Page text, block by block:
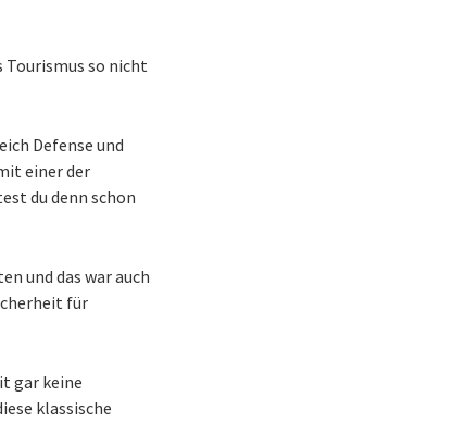
Tourismus so nicht
Defense und
einer der
du denn schon
und das war auch
für
gar keine
klassische